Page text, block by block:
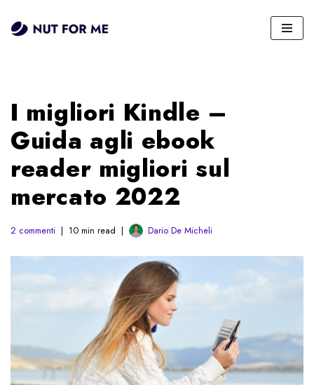
Vai
I migliori Kindle –
Guida agli ebook
reader migliori sul
mercato 2022
2 commenti 10 min read Dario De Micheli